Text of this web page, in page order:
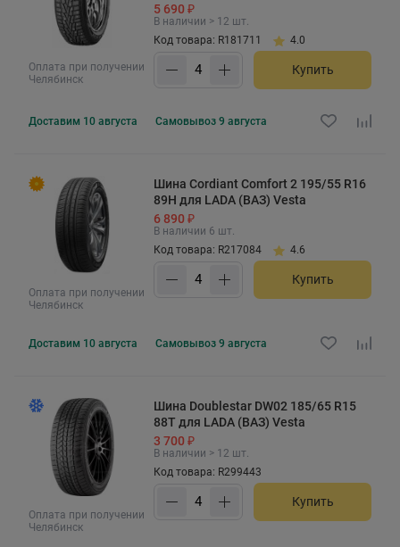
Оплата при получении
Челябинск
5 690 ₽
В наличии > 12 шт.
Код товара: R181711
4.0
Купить
Доставим 10 августа Самовывоз 9 августа
Оплата при получении
Челябинск
Шина Cordiant Comfort 2 195/55 R16
89H для LADA (ВАЗ) Vesta
6 890 ₽
В наличии 6 шт.
Код товара: R217084
4.6
Купить
Доставим 10 августа Самовывоз 9 августа
Оплата при получении
Челябинск
Шина Doublestar DW02 185/65 R15
88T для LADA (ВАЗ) Vesta
3 700 ₽
В наличии > 12 шт.
Код товара: R299443
Купить